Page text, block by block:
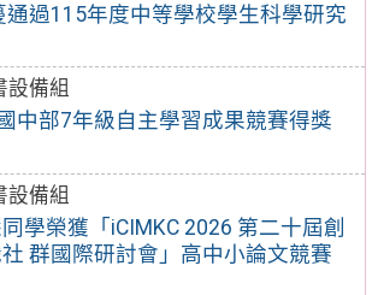
過115年度中等學校學生科學研究
設備組
中部7年級自主學習成果競賽得獎
設備組
學榮獲「iCIMKC 2026 第二十屆創
群國際研討會」高中小論文競賽